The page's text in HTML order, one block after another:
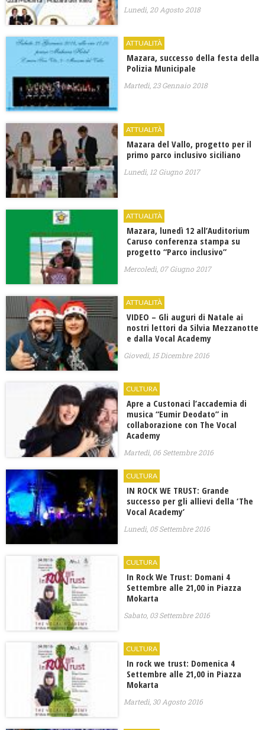
Lunedì, 20 Agosto 2018
ATTUALITÀ
Mazara, successo della festa della
Polizia Municipale
Martedì, 23 Gennaio 2018
ATTUALITÀ
Mazara del Vallo, progetto per il
primo parco inclusivo siciliano
Lunedì, 12 Giugno 2017
ATTUALITÀ
Mazara, lunedì 12 all’Auditorium
Caruso conferenza stampa su
progetto “Parco inclusivo”
Mercoledì, 07 Giugno 2017
ATTUALITÀ
VIDEO – Gli auguri di Natale ai
nostri lettori da Silvia Mezzanotte
e dalla Vocal Academy
Giovedì, 15 Dicembre 2016
CULTURA
Apre a Custonaci l’accademia di
musica “Eumir Deodato” in
collaborazione con The Vocal
Academy
Martedì, 06 Settembre 2016
CULTURA
IN ROCK WE TRUST: Grande
successo per gli allievi della ‘The
Vocal Academy’
Lunedì, 05 Settembre 2016
CULTURA
In Rock We Trust: Domani 4
Settembre alle 21,00 in Piazza
Mokarta
Sabato, 03 Settembre 2016
CULTURA
In rock we trust: Domenica 4
Settembre alle 21,00 in Piazza
Mokarta
Martedì, 30 Agosto 2016